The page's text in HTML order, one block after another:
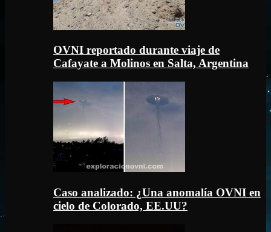
OVNI reportado durante viaje de
Cafayate a Molinos en Salta, Argentina
Caso analizado: ¿Una anomalía OVNI en
cielo de Colorado, EE.UU?